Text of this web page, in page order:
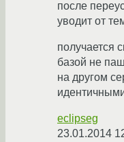
после
уводит от
получается
базой не
на другом
eclipseg
23.01.2014